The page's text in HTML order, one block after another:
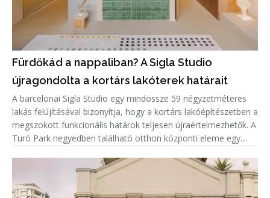
Fürdőkád a nappaliban? A Sigla Studio
újragondolta a kortárs lakóterek határait
A barcelonai Sigla Studio egy mindössze 59 négyzetméteres
lakás felújításával bizonyítja, hogy a kortárs lakóépítészetben a
megszokott funkcionális határok teljesen újraértelmezhetők. A
Turó Park negyedben található otthon központi eleme egy